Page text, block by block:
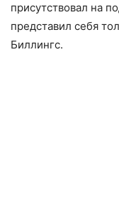
присутствовал на
представил себя
Биллингс.